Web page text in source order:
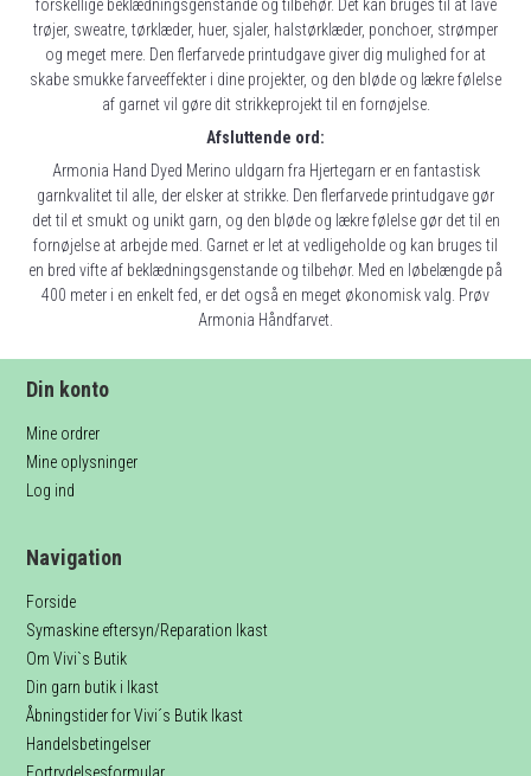
forskellige beklædningsgenstande og tilbehør. Det kan bruges til at lave
trøjer, sweatre, tørklæder, huer, sjaler, halstørklæder, ponchoer, strømper
og meget mere. Den flerfarvede printudgave giver dig mulighed for at
skabe smukke farveeffekter i dine projekter, og den bløde og lækre følelse
af garnet vil gøre dit strikkeprojekt til en fornøjelse.
Afsluttende ord:
Armonia Hand Dyed Merino uldgarn fra Hjertegarn er en fantastisk
garnkvalitet til alle, der elsker at strikke. Den flerfarvede printudgave gør
det til et smukt og unikt garn, og den bløde og lækre følelse gør det til en
fornøjelse at arbejde med. Garnet er let at vedligeholde og kan bruges til
en bred vifte af beklædningsgenstande og tilbehør. Med en løbelængde på
400 meter i en enkelt fed, er det også en meget økonomisk valg. Prøv
Armonia Håndfarvet.
Din konto
Mine ordrer
Mine oplysninger
Log ind
Navigation
Forside
Symaskine eftersyn/Reparation Ikast
Om Vivi`s Butik
Din garn butik i Ikast
Åbningstider for Vivi´s Butik Ikast
Handelsbetingelser